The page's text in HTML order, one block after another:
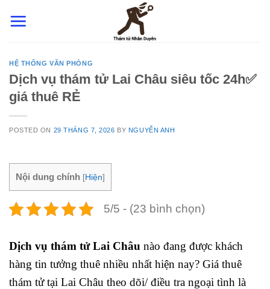
HỆ THỐNG VĂN PHÒNG
Dịch vụ thám tử Lai Châu siêu tốc 24h✅
giá thuê RẺ
POSTED ON 29 THÁNG 7, 2026 BY NGUYỄN ANH
Nội dung chính [Hiện]
5/5 - (23 bình chọn)
Dịch vụ thám tử Lai Châu nào đang được khách
hàng tin tưởng thuê nhiều nhất hiện nay? Giá thuê
thám tử tại Lai Châu theo dõi/ điều tra ngoại tình là